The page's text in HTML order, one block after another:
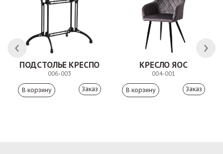
ПОДСТОЛЬЕ КРЕСПО
006-003
Заказ
КРЕСЛО ЯОС
004-001
Заказ